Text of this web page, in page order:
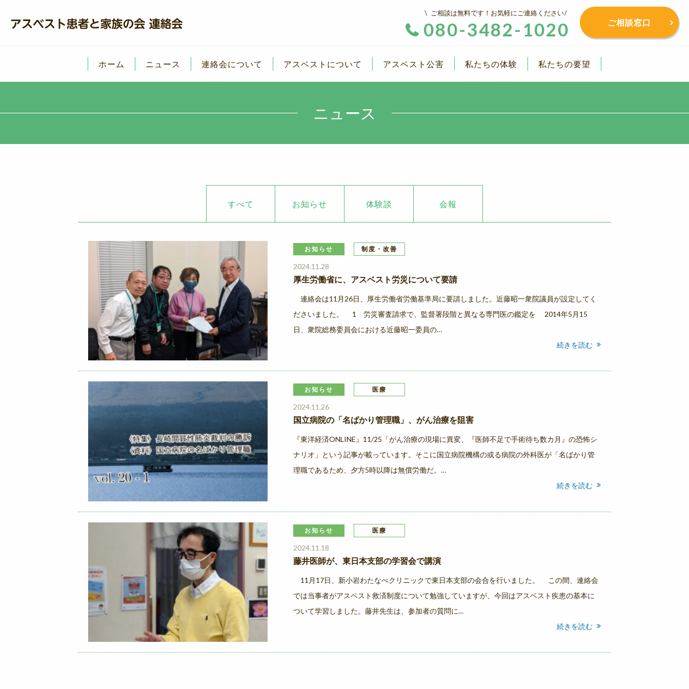
ご相談は無料です！お気軽にご連絡ください
080-3482-1020 ご相談窓口
ホーム ニュース 連絡会について アスベストについて アスベスト公害 私たちの体験 私たちの要望
ニュース
すべて お知らせ 体験談 会報
お知らせ 制度・改善
2024.11.28
厚生労働省に、アスベスト労災について要請
連絡会は11月26日、厚生労働省労働基準局に要請しました。近藤昭一衆院議員が設定してく
ださいました。 1 労災審査請求で、監督署段階と異なる専門医の鑑定を 2014年5月15
日、衆院総務委員会における近藤昭一委員の…
続きを読む
お知らせ 医療
2024.11.26
国立病院の「名ばかり管理職」、がん治療を阻害
『東洋経済ONLINE』11/25「がん治療の現場に異変、『医師不足で手術待ち数カ月』の恐怖シ
ナリオ」という記事が載っています。そこに国立病院機構の或る病院の外科医が「名ばかり管
理職であるため、夕方5時以降は無償労働だ。…
続きを読む
お知らせ 医療
2024.11.18
藤井医師が、東日本支部の学習会で講演
11月17日、新小岩わたなべクリニックで東日本支部の会合を行いました。 この間、連絡会
では当事者がアスベスト救済制度について勉強していますが、今回はアスベスト疾患の基本に
ついて学習しました。藤井先生は、参加者の質問に…
続きを読む